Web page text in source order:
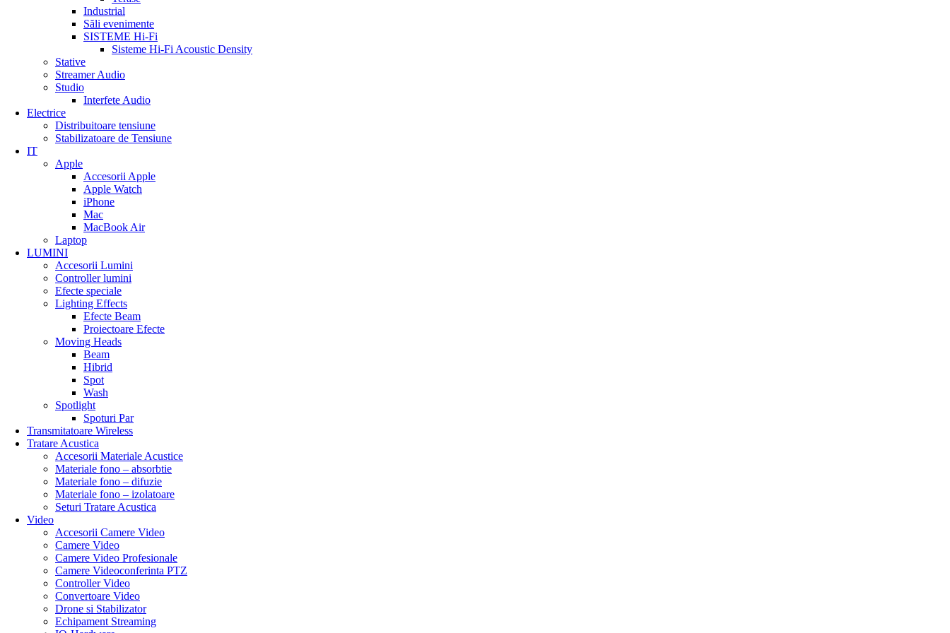
Industrial
Săli evenimente
SISTEME Hi-Fi
Sisteme Hi-Fi Acoustic Density
Stative
Streamer Audio
Studio
Interfete Audio
Electrice
Distribuitoare tensiune
Stabilizatoare de Tensiune
IT
Apple
Accesorii Apple
Apple Watch
iPhone
Mac
MacBook Air
Laptop
LUMINI
Accesorii Lumini
Controller lumini
Efecte speciale
Lighting Effects
Efecte Beam
Proiectoare Efecte
Moving Heads
Beam
Hibrid
Spot
Wash
Spotlight
Spoturi Par
Transmitatoare Wireless
Tratare Acustica
Accesorii Materiale Acustice
Materiale fono – absorbtie
Materiale fono – difuzie
Materiale fono – izolatoare
Seturi Tratare Acustica
Video
Accesorii Camere Video
Camere Video
Camere Video Profesionale
Camere Videoconferinta PTZ
Controller Video
Convertoare Video
Drone si Stabilizator
Echipament Streaming